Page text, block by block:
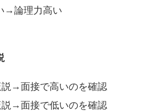
→論理力高い
→面接で高いのを確認
説→面接で低いのを確認